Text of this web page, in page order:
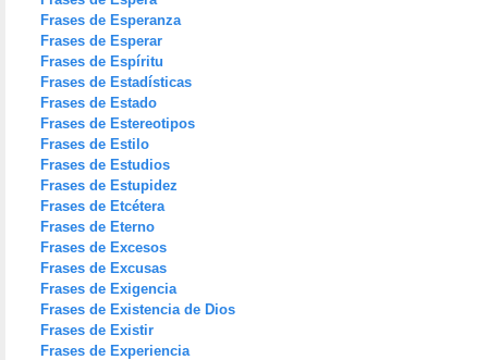
Frases de Esperanza
Frases de Esperar
Frases de Espíritu
Frases de Estadísticas
Frases de Estado
Frases de Estereotipos
Frases de Estilo
Frases de Estudios
Frases de Estupidez
Frases de Etcétera
Frases de Eterno
Frases de Excesos
Frases de Excusas
Frases de Exigencia
Frases de Existencia de Dios
Frases de Existir
Frases de Experiencia